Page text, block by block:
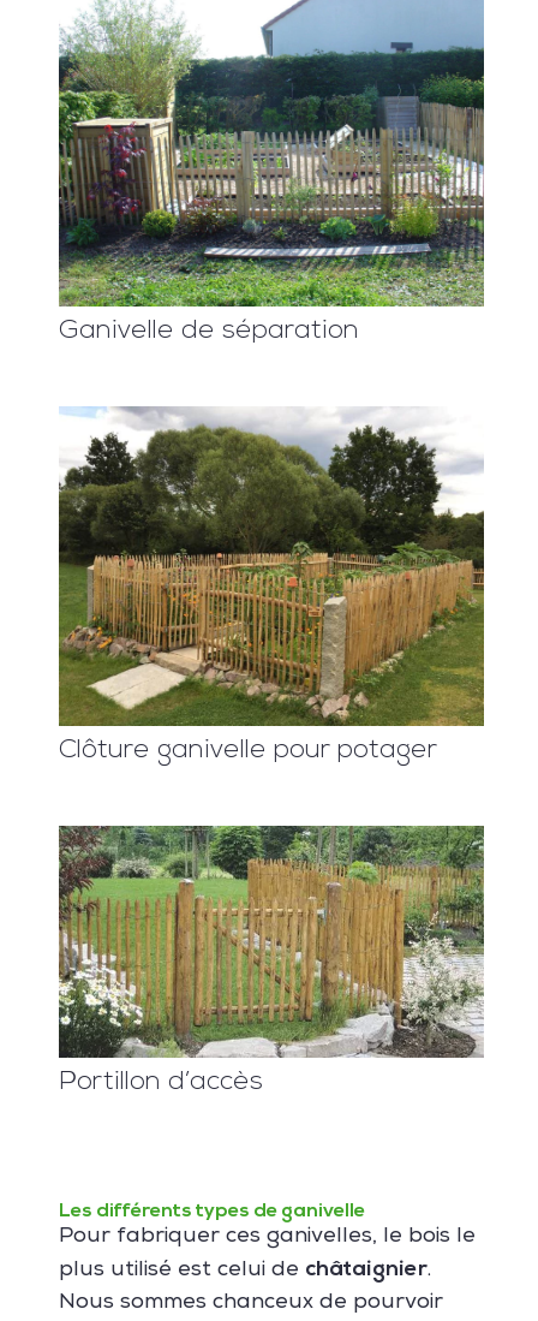
Ganivelle de séparation
Clôture ganivelle pour potager
Portillon d’accès
Les différents types de ganivelle
Pour fabriquer ces ganivelles, le bois le
plus utilisé est celui de châtaignier.
Nous sommes chanceux de pourvoir